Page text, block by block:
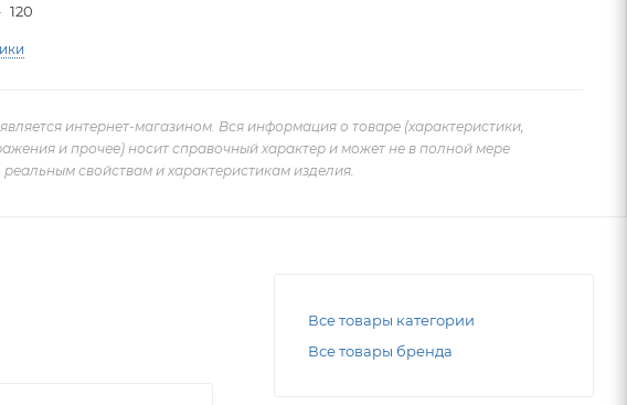
120
интернет-магазином. Вся информация о товаре (характеристики,
и прочее) носит справочный характер и может не в полной мере
реальным свойствам и характеристикам изделия.
Все товары категории
Все товары бренда